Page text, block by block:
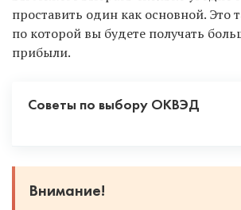
проставить один как основной. Это
по которой вы будете получать
прибыли.
Советы по выбору ОКВЭД
Смело выбирайте несколько
Внимание!